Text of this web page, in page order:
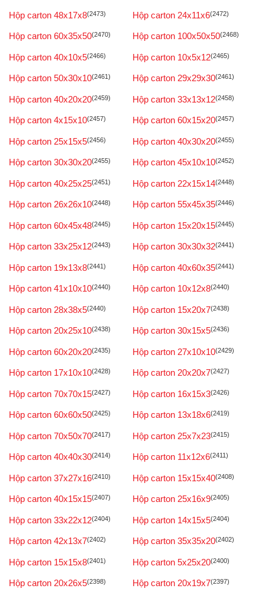
Hộp carton 48x17x8(2473) Hộp carton 24x11x6(2472)
Hộp carton 60x35x50(2470) Hộp carton 100x50x50(2468)
Hộp carton 40x10x5(2466) Hộp carton 10x5x12(2465)
Hộp carton 50x30x10(2461) Hộp carton 29x29x30(2461)
Hộp carton 40x20x20(2459) Hộp carton 33x13x12(2458)
Hộp carton 4x15x10(2457) Hộp carton 60x15x20(2457)
Hộp carton 25x15x5(2456) Hộp carton 40x30x20(2455)
Hộp carton 30x30x20(2455) Hộp carton 45x10x10(2452)
Hộp carton 40x25x25(2451) Hộp carton 22x15x14(2448)
Hộp carton 26x26x10(2448) Hộp carton 55x45x35(2446)
Hộp carton 60x45x48(2445) Hộp carton 15x20x15(2445)
Hộp carton 33x25x12(2443) Hộp carton 30x30x32(2441)
Hộp carton 19x13x8(2441) Hộp carton 40x60x35(2441)
Hộp carton 41x10x10(2440) Hộp carton 10x12x8(2440)
Hộp carton 28x38x5(2440) Hộp carton 15x20x7(2438)
Hộp carton 20x25x10(2438) Hộp carton 30x15x5(2436)
Hộp carton 60x20x20(2435) Hộp carton 27x10x10(2429)
Hộp carton 17x10x10(2428) Hộp carton 20x20x7(2427)
Hộp carton 70x70x15(2427) Hộp carton 16x15x3(2426)
Hộp carton 60x60x50(2425) Hộp carton 13x18x6(2419)
Hộp carton 70x50x70(2417) Hộp carton 25x7x23(2415)
Hộp carton 40x40x30(2414) Hộp carton 11x12x6(2411)
Hộp carton 37x27x16(2410) Hộp carton 15x15x40(2408)
Hộp carton 40x15x15(2407) Hộp carton 25x16x9(2405)
Hộp carton 33x22x12(2404) Hộp carton 14x15x5(2404)
Hộp carton 42x13x7(2402) Hộp carton 35x35x20(2402)
Hộp carton 15x15x8(2401) Hộp carton 5x25x20(2400)
Hộp carton 20x26x5(2398) Hộp carton 20x19x7(2397)